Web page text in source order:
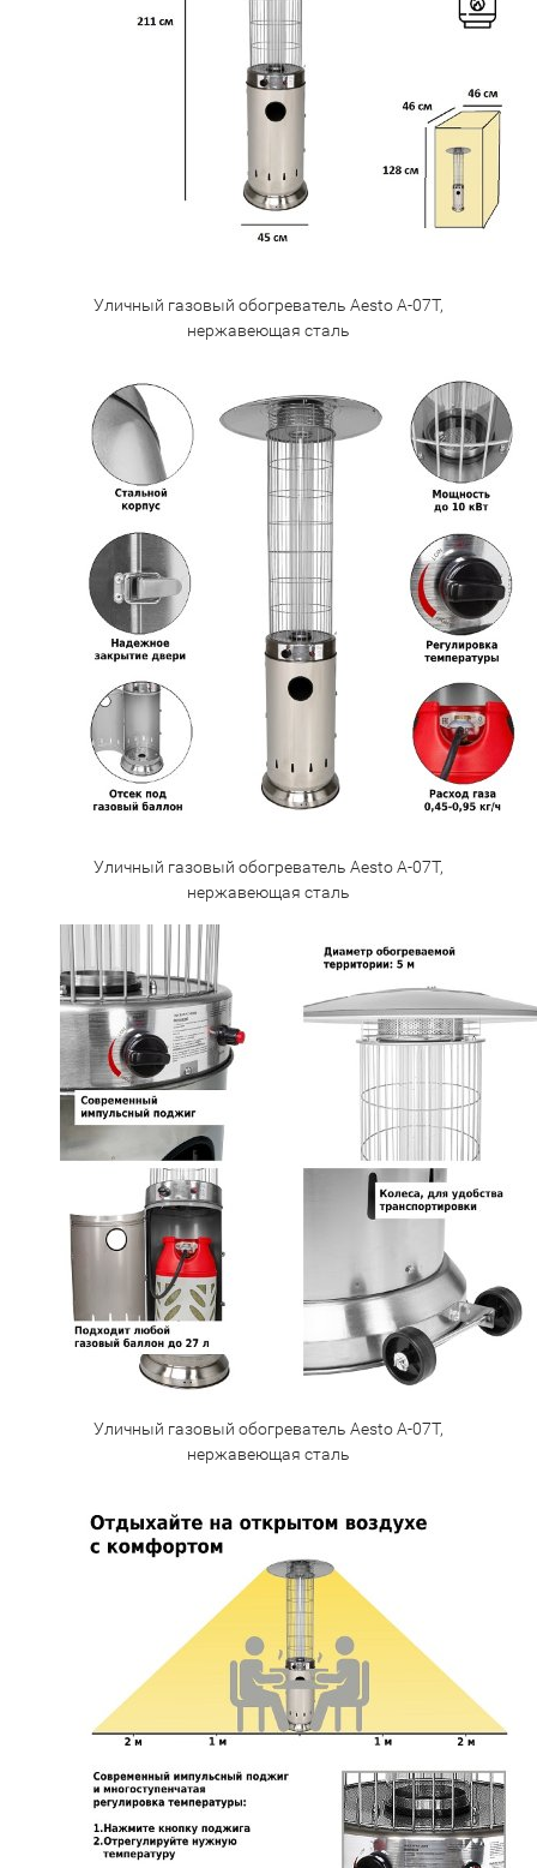
Уличный газовый обогреватель Aesto A-07T,
нержавеющая сталь
Уличный газовый обогреватель Aesto A-07T,
нержавеющая сталь
Уличный газовый обогреватель Aesto A-07T,
нержавеющая сталь